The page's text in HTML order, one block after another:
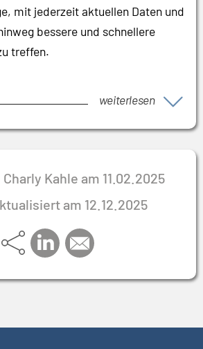
mit jederzeit aktuellen Daten und
bessere und schnellere
treffen.
weiterlesen
Kahle am 11.02.2025
am 12.12.2025